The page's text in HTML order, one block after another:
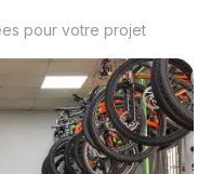
pour votre projet